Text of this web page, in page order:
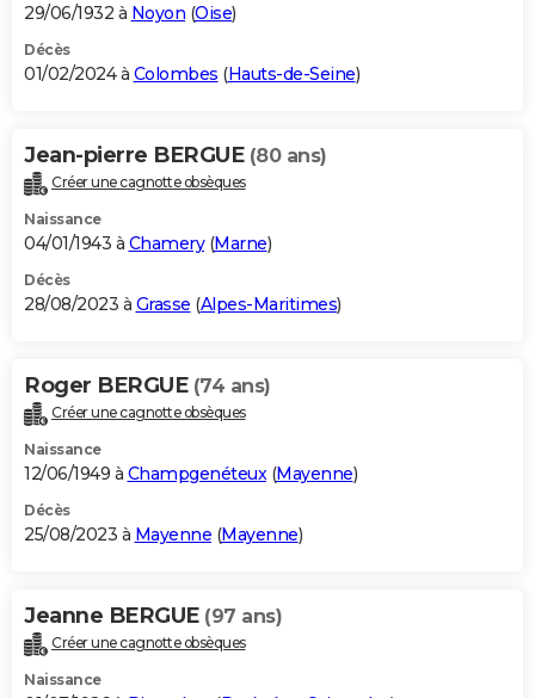
29/06/1932 à Noyon (Oise)
Décès
01/02/2024 à Colombes (Hauts-de-Seine)
Jean-pierre BERGUE (80 ans)
Créer une cagnotte obsèques
Naissance
04/01/1943 à Chamery(Marne)
Décès
28/08/2023 à Grasse (Alpes-Maritimes)
Roger BERGUE (74 ans)
Créer une cagnotte obsèques
Naissance
12/06/1949 à Champgenéteux(Mayenne)
Décès
25/08/2023 à Mayenne (Mayenne)
Jeanne BERGUE (97 ans)
Créer une cagnotte obsèques
Naissance